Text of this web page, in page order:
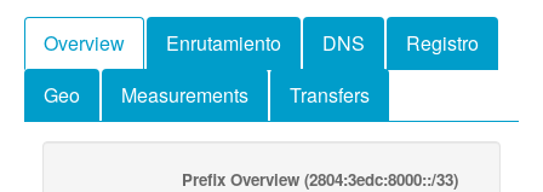
Overview Enrutamiento DNS
Registro
Geo
Measurements Transfers
Prefix Overview(2804:3edc:8000::/33)